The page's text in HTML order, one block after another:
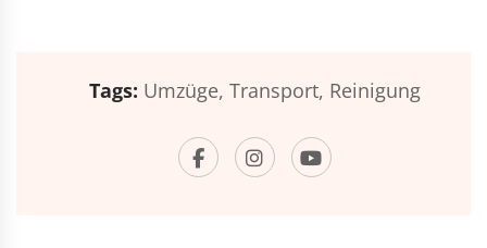
Tags: Umzüge, Transport, Reinigung